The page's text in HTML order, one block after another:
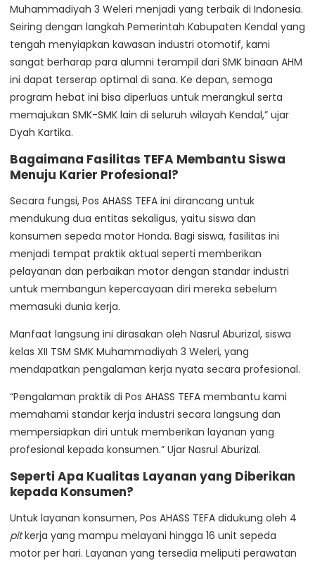
Muhammadiyah 3 Weleri menjadi yang terbaik di Indonesia.
Seiring dengan langkah Pemerintah Kabupaten Kendal yang
tengah menyiapkan kawasan industri otomotif, kami
sangat berharap para alumni terampil dari SMK binaan AHM
ini dapat terserap optimal di sana. Ke depan, semoga
program hebat ini bisa diperluas untuk merangkul serta
memajukan SMK-SMK lain di seluruh wilayah Kendal,” ujar
Dyah Kartika.
Bagaimana Fasilitas TEFA Membantu Siswa
Menuju Karier Profesional?
Secara fungsi, Pos AHASS TEFA ini dirancang untuk
mendukung dua entitas sekaligus, yaitu siswa dan
konsumen sepeda motor Honda. Bagi siswa, fasilitas ini
menjadi tempat praktik aktual seperti memberikan
pelayanan dan perbaikan motor dengan standar industri
untuk membangun kepercayaan diri mereka sebelum
memasuki dunia kerja.
Manfaat langsung ini dirasakan oleh Nasrul Aburizal, siswa
kelas XII TSM SMK Muhammadiyah 3 Weleri, yang
mendapatkan pengalaman kerja nyata secara profesional.
“Pengalaman praktik di Pos AHASS TEFA membantu kami
memahami standar kerja industri secara langsung dan
mempersiapkan diri untuk memberikan layanan yang
profesional kepada konsumen.” Ujar Nasrul Aburizal.
Seperti Apa Kualitas Layanan yang Diberikan
kepada Konsumen?
Untuk layanan konsumen, Pos AHASS TEFA didukung oleh 4
pitkerja yang mampu melayani hingga 16 unit sepeda
motor per hari. Layanan yang tersedia meliputi perawatan